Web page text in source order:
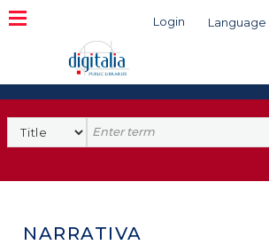
Login Language
Search
NARRATIVA